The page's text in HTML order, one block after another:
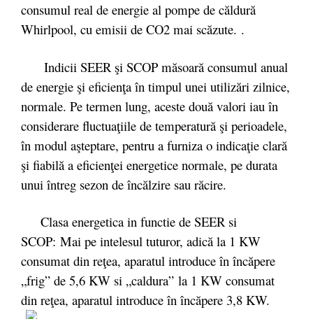
consumul real de energie al pompe de căldură
Whirlpool, cu emisii de CO2 mai scăzute. .
Indicii SEER şi SCOP măsoară consumul anual
de energie şi eficienţa în timpul unei utilizări zilnice,
normale. Pe termen lung, aceste două valori iau în
considerare fluctuaţiile de temperatură şi perioadele,
în modul aşteptare, pentru a furniza o indicaţie clară
şi fiabilă a eficienţei energetice normale, pe durata
unui întreg sezon de încălzire sau răcire.
Clasa energetica in functie de SEER si
SCOP: Mai pe intelesul tuturor, adică la 1 KW
consumat din reţea, aparatul introduce în încăpere
„frig” de 5,6 KW si „caldura” la 1 KW consumat
din reţea, aparatul introduce în încăpere 3,8 KW.